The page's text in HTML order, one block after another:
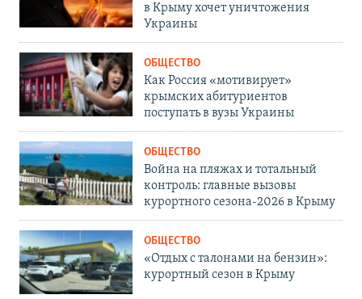
в Крыму хочет уничтожения
Украины
ОБЩЕСТВО
Как Россия «мотивирует»
крымских абитуриентов
поступать в вузы Украины
ОБЩЕСТВО
Война на пляжах и тотальный
контроль: главные вызовы
курортного сезона-2026 в Крыму
ОБЩЕСТВО
«Отдых с талонами на бензин»:
курортный сезон в Крыму